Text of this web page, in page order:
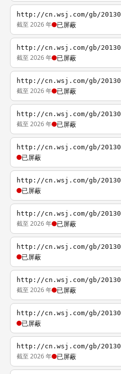
http://cn.wsj.com/gb/
截至 2026 年 已屏蔽
http://cn.wsj.com/gb/
截至 2026 年 已屏蔽
http://cn.wsj.com/gb/
截至 2026 年 已屏蔽
http://cn.wsj.com/gb/
截至 2026 年 已屏蔽
http://cn.wsj.com/gb/
已屏蔽
http://cn.wsj.com/gb/
已屏蔽
http://cn.wsj.com/gb/
截至 2026 年 已屏蔽
http://cn.wsj.com/gb/
已屏蔽
http://cn.wsj.com/gb/
截至 2026 年 已屏蔽
http://cn.wsj.com/gb/
已屏蔽
http://cn.wsj.com/gb/
截至 2026 年 已屏蔽